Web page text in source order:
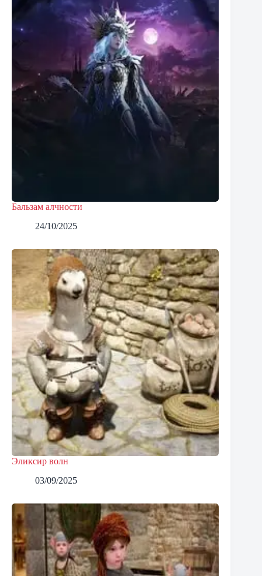
Бальзам алчности
24/10/2025
Эликсир волн
03/09/2025